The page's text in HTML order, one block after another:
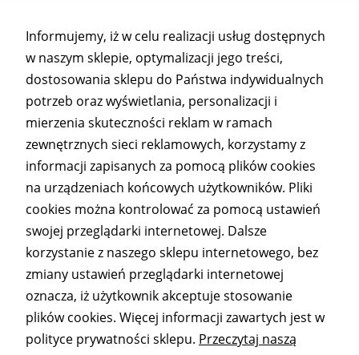
myMODULO
tel. 510 632 360
kontakt@mymodulo.pl
Pracujemy od poniedziałku do piątku w godzinach 9-
15.
Informacje
Formy płatności
Czas i koszty dostawy
Informujemy, iż w celu realizacji usług dostępnych
w naszym sklepie, optymalizacji jego treści,
dostosowania sklepu do Państwa indywidualnych
potrzeb oraz wyświetlania, personalizacji i
mierzenia skuteczności reklam w ramach
zewnętrznych sieci reklamowych, korzystamy z
informacji zapisanych za pomocą plików cookies
na urządzeniach końcowych użytkowników. Pliki
cookies można kontrolować za pomocą ustawień
swojej przeglądarki internetowej. Dalsze
korzystanie z naszego sklepu internetowego, bez
zmiany ustawień przeglądarki internetowej
oznacza, iż użytkownik akceptuje stosowanie
plików cookies. Więcej informacji zawartych jest w
polityce prywatności sklepu. Przeczytaj naszą
Statystyka
Abyśmy mogli
poprawić
funkcjonalność
i strukturę
strony
internetowej,
na podstawie
tego, jak
strona jest
używana.
Doświadczenie
Aby nasza strona
internetowa
działała jak
najlepiej podczas